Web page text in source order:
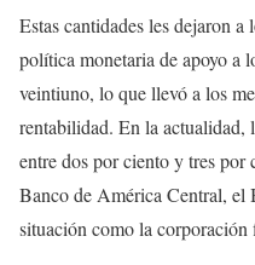
Estas cantidades les dejaron a
política monetaria de apoyo a
veintiuno, lo que llevó a los
rentabilidad. En la actualidad,
entre dos por ciento y tres
Banco de América Central, el
situación como la corporación